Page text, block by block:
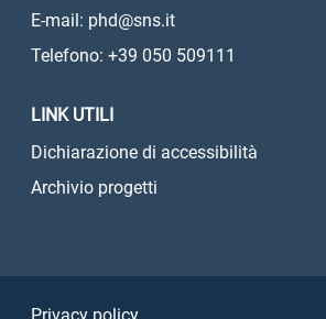
E-mail: phd@sns.it
Telefono: +39 050 509111
LINK UTILI
Dichiarazione di accessibilità
Archivio progetti